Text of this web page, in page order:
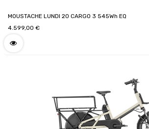
MOUSTACHE LUNDI 20 CARGO 3 545Wh EQ
4.599,00 €